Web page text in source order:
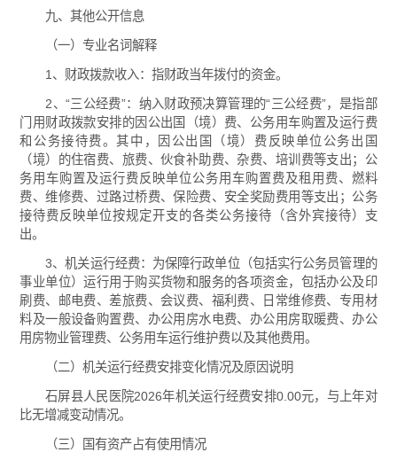
九、其他公开信息
（一）专业名词解释
1、财政拨款收入：指财政当年拨付的资金。
2、“三公经费”：纳入财政预决算管理的“三公经费”，是指部
门用财政拨款安排的因公出国（境）费、公务用车购置及运行费
和公务接待费。其中，因公出国（境）费反映单位公务出国
（境）的住宿费、旅费、伙食补助费、杂费、培训费等支出；公
务用车购置及运行费反映单位公务用车购置费及租用费、燃料
费、维修费、过路过桥费、保险费、安全奖励费用等支出；公务
接待费反映单位按规定开支的各类公务接待（含外宾接待）支
出。
3、机关运行经费：为保障行政单位（包括实行公务员管理的
事业单位）运行用于购买货物和服务的各项资金，包括办公及印
刷费、邮电费、差旅费、会议费、福利费、日常维修费、专用材
料及一般设备购置费、办公用房水电费、办公用房取暖费、办公
用房物业管理费、公务用车运行维护费以及其他费用。
（二）机关运行经费安排变化情况及原因说明
石屏县人民医院2026年机关运行经费安排0.00元，与上年对
比无增减变动情况。
（三）国有资产占有使用情况